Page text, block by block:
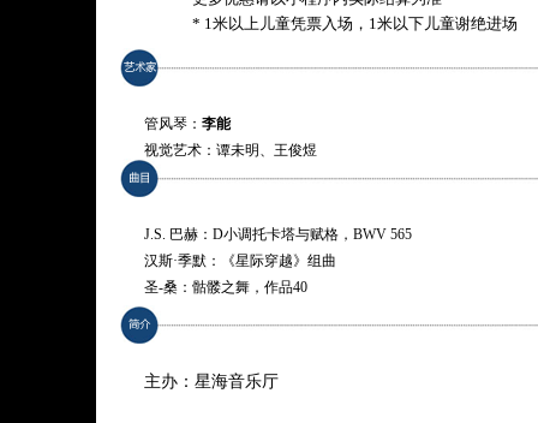
* 1米以上儿童凭票入场，1米以下儿童谢绝进场
管风琴： 李能
视觉艺术：谭未明、王俊煜
J.S. 巴赫：D小调托卡塔与赋格，BWV 565
汉斯·季默：《星际穿越》组曲
圣-桑：骷髅之舞，作品40
盲盒惊喜敬请期待
或
鲁多维科·艾奥迪：Experience
主办：星海音乐厅